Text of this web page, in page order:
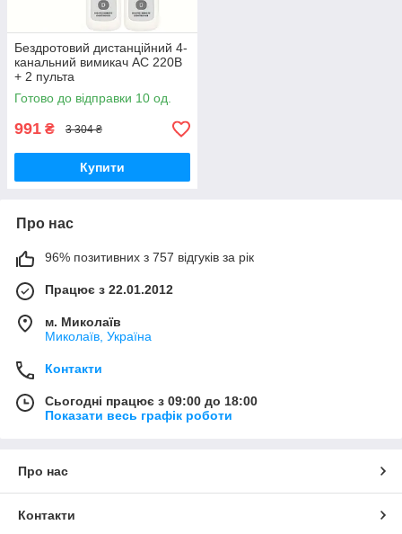
Бездротовий дистанційний 4-
канальний вимикач АС 220В
+ 2 пульта
Готово до відправки 10 од.
991 ₴ 3 304 ₴
Купити
Про нас
96% позитивних з 757 відгуків за рік
Працює з 22.01.2012
м. Миколаїв
Миколаїв, Україна
Контакти
Сьогодні працює з 09:00 до 18:00
Показати весь графік роботи
Про нас
Контакти